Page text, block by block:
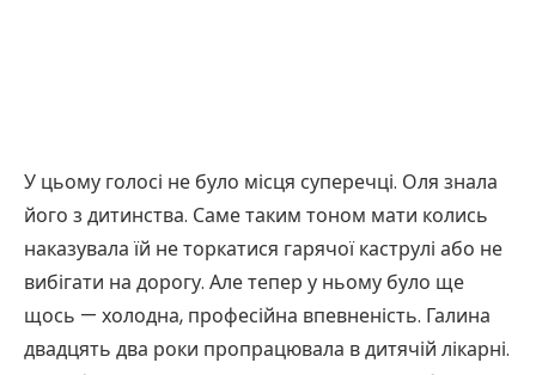
У цьому голосі не було місця суперечці. Оля знала
його з дитинства. Саме таким тоном мати колись
наказувала їй не торкатися гарячої каструлі або не
вибігати на дорогу. Але тепер у ньому було ще
щось — холодна, професійна впевненість. Галина
двадцять два роки пропрацювала в дитячій лікарні.